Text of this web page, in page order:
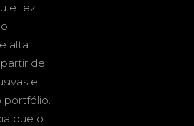
e fez
alta
de
e
portfólio.
que o